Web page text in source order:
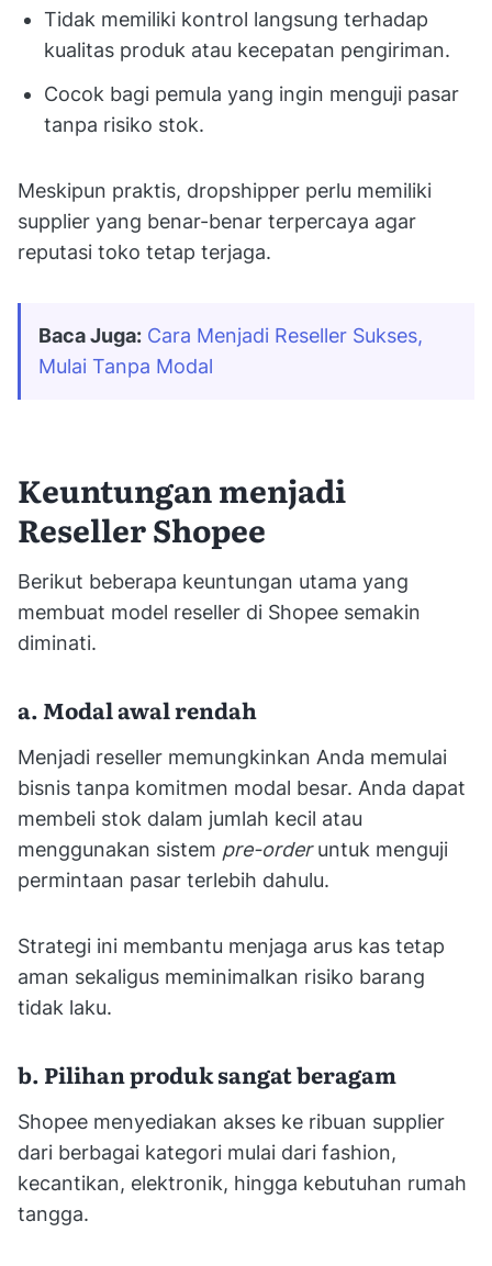
Tidak memiliki kontrol langsung terhadap
kualitas produk atau kecepatan pengiriman.
Cocok bagi pemula yang ingin menguji pasar
tanpa risiko stok.
Meskipun praktis, dropshipper perlu memiliki
supplier yang benar-benar terpercaya agar
reputasi toko tetap terjaga.
Baca Juga: Cara Menjadi Reseller Sukses,
Mulai Tanpa Modal
Keuntungan menjadi
Reseller Shopee
Berikut beberapa keuntungan utama yang
membuat model reseller di Shopee semakin
diminati.
a. Modal awal rendah
Menjadi reseller memungkinkan Anda memulai
bisnis tanpa komitmen modal besar. Anda dapat
membeli stok dalam jumlah kecil atau
menggunakan sistem pre-orderuntuk menguji
permintaan pasar terlebih dahulu.
Strategi ini membantu menjaga arus kas tetap
aman sekaligus meminimalkan risiko barang
tidak laku.
b. Pilihan produk sangat beragam
Shopee menyediakan akses ke ribuan supplier
dari berbagai kategori mulai dari fashion,
kecantikan, elektronik, hingga kebutuhan rumah
tangga.